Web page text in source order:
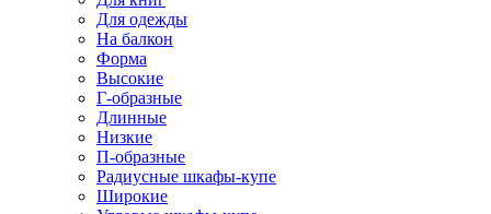
Для одежды
На балкон
Форма
Высокие
Г-образные
Длинные
Низкие
П-образные
Радиусные шкафы-купе
Широкие